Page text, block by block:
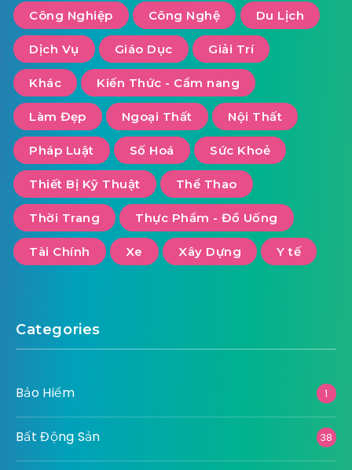
Công Nghiệp Công Nghệ Du Lịch
Dịch Vụ Giáo Dục Giải Trí
Khác Kiến Thức - Cẩm nang
Làm Đẹp Ngoại Thất Nội Thất
Pháp Luật Số Hoá Sức Khoẻ
Thiết Bị Kỹ Thuật Thể Thao
Thời Trang Thực Phẩm - Đồ Uống
Tài Chính Xe Xây Dựng Y tế
Categories
Bảo Hiểm 1
Bất Động Sản 38